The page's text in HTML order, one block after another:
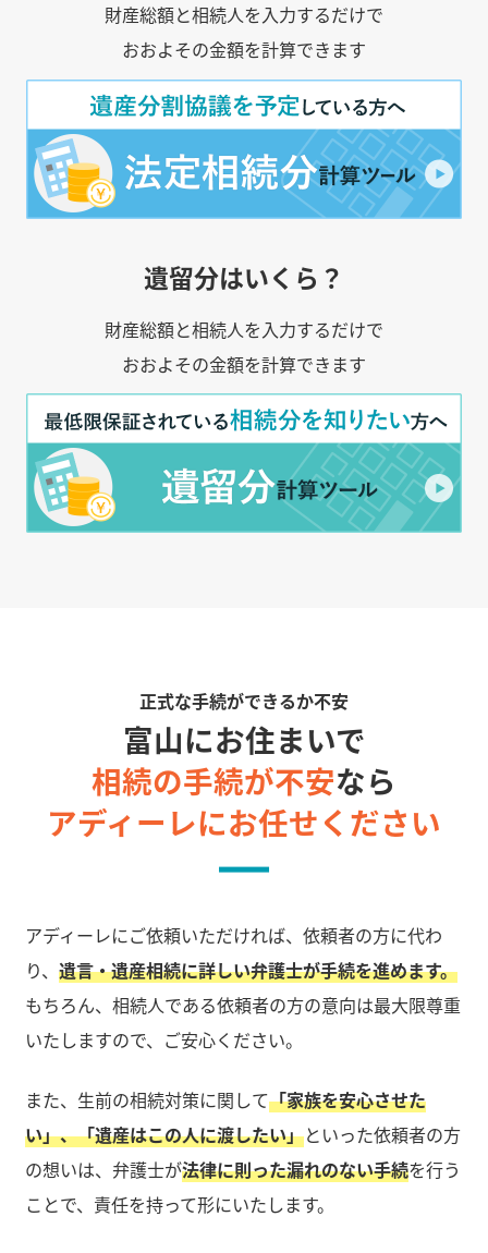
財産総額と相続人を入力するだけで
おおよその金額を計算できます
遺留分はいくら？
財産総額と相続人を入力するだけで
おおよその金額を計算できます
正式な手続ができるか不安
富山にお住まいで
相続の手続が不安なら
アディーレにお任せください
アディーレにご依頼いただければ、依頼者の方に代わ
り、 遺言・遺産相続に詳しい弁護士が手続を進めます。
もちろん、相続人である依頼者の方の意向は最大限尊重
いたしますので、ご安心ください。
また、生前の相続対策に関して「家族を安心させた
い」、「遺産はこの人に渡したい」といった依頼者の方
の想いは、弁護士が法律に則った漏れのない手続を行う
ことで、責任を持って形にいたします。